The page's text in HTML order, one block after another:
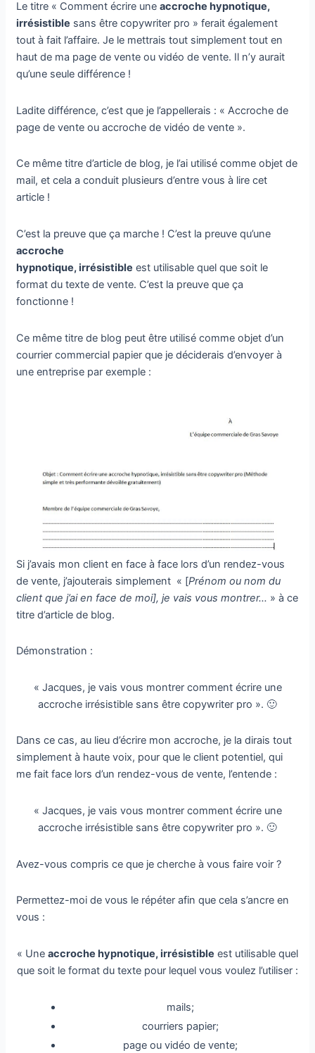
Le titre « Comment écrire uneaccroche hypnotique,
irrésistible sans être copywriter pro » ferait également
tout à fait l’affaire. Je le mettrais tout simplement tout en
haut de ma page de vente ou vidéo de vente. Il n’y aurait
qu’une seule différence !
Ladite différence, c’est que je l’appellerais : « Accroche de
page de vente ou accroche de vidéo de vente ».
Ce même titre d’article de blog, je l’ai utilisé comme objet de
mail, et cela a conduit plusieurs d’entre vous à lire cet
article !
C’est la preuve que ça marche ! C’est la preuve qu’une
accroche
hypnotique, irrésistible est utilisable quel que soit le
format du texte de vente. C’est la preuve que ça
fonctionne !
Ce même titre de blog peut être utilisé comme objet d’un
courrier commercial papier que je déciderais d’envoyer à
une entreprise par exemple :
Si j’avais mon client en face à face lors d’un rendez-vous
de vente, j’ajouterais simplement « [Prénom ou nom du
client que j’ai en face de moi], je vais vous montrer… » à ce
titre d’article de blog.
Démonstration :
« Jacques, je vais vous montrer comment écrire une
accroche irrésistible sans être copywriter pro ». 🙂
Dans ce cas, au lieu d’écrire mon accroche, je la dirais tout
simplement à haute voix, pour que le client potentiel, qui
me fait face lors d’un rendez-vous de vente, l’entende :
« Jacques, je vais vous montrer comment écrire une
accroche irrésistible sans être copywriter pro ». 🙂
Avez-vous compris ce que je cherche à vous faire voir ?
Permettez-moi de vous le répéter afin que cela s’ancre en
vous :
« Une accroche hypnotique, irrésistible est utilisable quel
que soit le format du texte pour lequel vous voulez l’utiliser :
mails;
courriers papier;
page ou vidéo de vente;